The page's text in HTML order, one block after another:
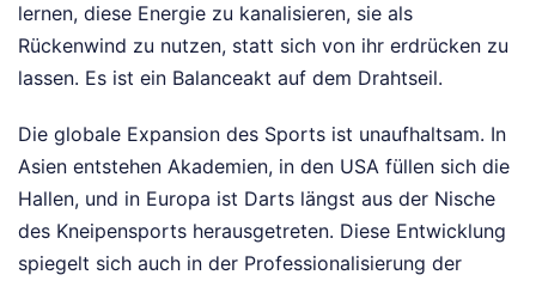
lernen, diese Energie zu kanalisieren, sie als
Rückenwind zu nutzen, statt sich von ihr erdrücken zu
lassen. Es ist ein Balanceakt auf dem Drahtseil.
Die globale Expansion des Sports ist unaufhaltsam. In
Asien entstehen Akademien, in den USA füllen sich die
Hallen, und in Europa ist Darts längst aus der Nische
des Kneipensports herausgetreten. Diese Entwicklung
spiegelt sich auch in der Professionalisierung der